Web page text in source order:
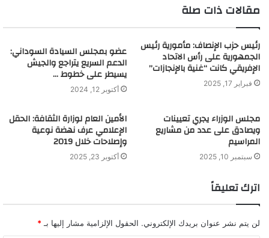
مقالات ذات صلة
رئيس حزب الإنصاف: مأمورية رئيس
الجمهورية على رأس الاتحاد
الإفريقي كانت “غنية بالإنجازات”
فبراير 17, 2025
عضو بمجلس السيادة السوداني:
الدعم السريع يتراجع والجيش
يسيطر على خطوط …
أكتوبر 12, 2024
مجلس الوزراء يجري تعيينات
ويصادق على عدد من مشاريع
المراسيم
سبتمبر 10, 2025
الأمين العام لوزارة الثقافة: الحقل
الإعلامي عرف نهضة نوعية
وإصلاحات خلال 2019
أكتوبر 23, 2025
اترك تعليقاً
لن يتم نشر عنوان بريدك الإلكتروني. الحقول الإلزامية مشار إليها بـ *